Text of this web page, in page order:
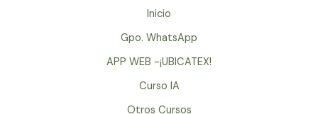
Inicio
Gpo. WhatsApp
APP WEB -¡UBICATEX!
Curso IA
Otros Cursos